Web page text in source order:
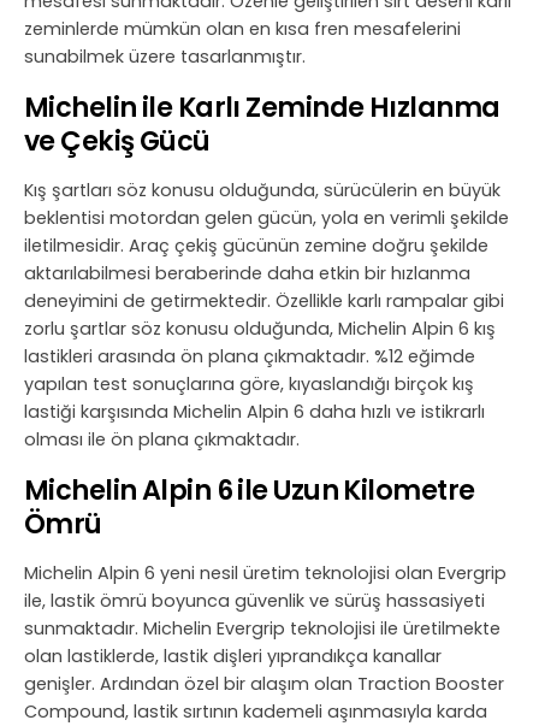
zeminlerde mümkün olan en kısa fren mesafelerini
sunabilmek üzere tasarlanmıştır.
Michelin ile Karlı Zeminde Hızlanma
ve Çekiş Gücü
Kış şartları söz konusu olduğunda, sürücülerin en büyük
beklentisi motordan gelen gücün, yola en verimli şekilde
iletilmesidir. Araç çekiş gücünün zemine doğru şekilde
aktarılabilmesi beraberinde daha etkin bir hızlanma
deneyimini de getirmektedir. Özellikle karlı rampalar gibi
zorlu şartlar söz konusu olduğunda, Michelin Alpin 6 kış
lastikleri arasında ön plana çıkmaktadır. %12 eğimde
yapılan test sonuçlarına göre, kıyaslandığı birçok kış
lastiği karşısında Michelin Alpin 6 daha hızlı ve istikrarlı
olması ile ön plana çıkmaktadır.
Michelin Alpin 6 ile Uzun Kilometre
Ömrü
Michelin Alpin 6 yeni nesil üretim teknolojisi olan Evergrip
ile, lastik ömrü boyunca güvenlik ve sürüş hassasiyeti
sunmaktadır. Michelin Evergrip teknolojisi ile üretilmekte
olan lastiklerde, lastik dişleri yıprandıkça kanallar
genişler. Ardından özel bir alaşım olan Traction Booster
Compound, lastik sırtının kademeli aşınmasıyla karda